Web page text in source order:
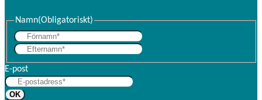
Namn(Obligatoriskt)
r
f
E-post